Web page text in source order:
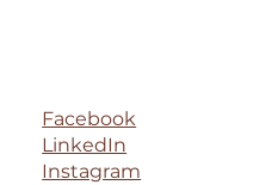
Facebook
LinkedIn
Instagram